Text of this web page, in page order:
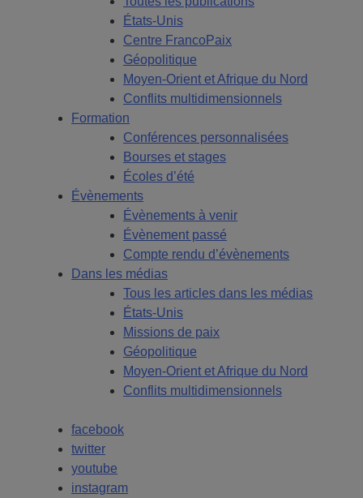
États-Unis
Centre FrancoPaix
Géopolitique
Moyen-Orient et Afrique du Nord
Conflits multidimensionnels
Formation
Conférences personnalisées
Bourses et stages
Écoles d’été
Évènements
Évènements à venir
Évènement passé
Compte rendu d’évènements
Dans les médias
Tous les articles dans les médias
États-Unis
Missions de paix
Géopolitique
Moyen-Orient et Afrique du Nord
Conflits multidimensionnels
facebook
twitter
youtube
instagram